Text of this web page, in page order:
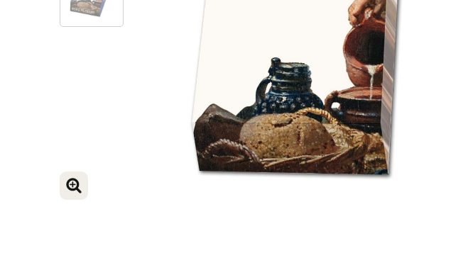
VERGROOT AFBEELDING
VERGROOT AFBEELDING